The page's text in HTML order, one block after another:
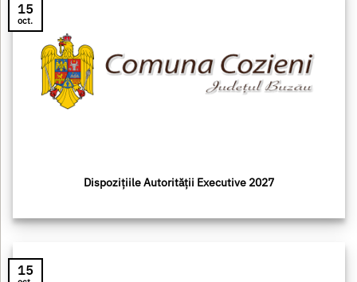
Dispozițiile Autorității Executive 2027
15
oct.
15